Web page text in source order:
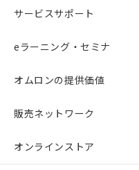
サービスサポート
eラーニング・セミナ
オムロンの提供価値
販売ネットワーク
オンラインストア